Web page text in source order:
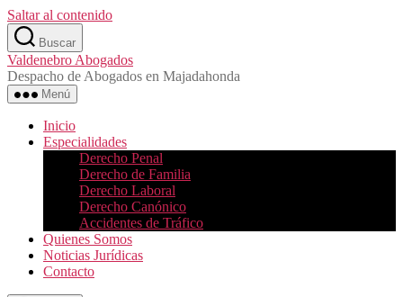
Saltar al contenido
Buscar
Valdenebro Abogados
Despacho de Abogados en Majadahonda
Menú
Inicio
Especialidades
Derecho Penal
Derecho de Familia
Derecho Laboral
Derecho Canónico
Accidentes de Tráfico
Quienes Somos
Noticias Jurídicas
Contacto